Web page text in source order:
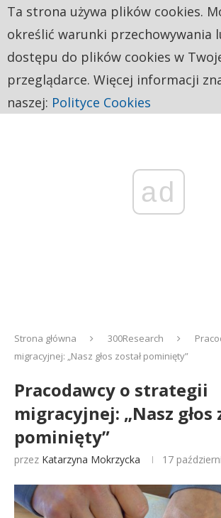
ad
Strona główna 300Research
migracyjnej: „Nasz głos został pominięty”
Pracodawcy o strategii
migracyjnej: „Nasz głos
pominięty”
przez Katarzyna Mokrzycka 17
Ta strona używa plików cookies.
określić warunki przechowywania
dostępu do plików cookies w
przeglądarce. Więcej informacji
naszej: Polityce Cookies